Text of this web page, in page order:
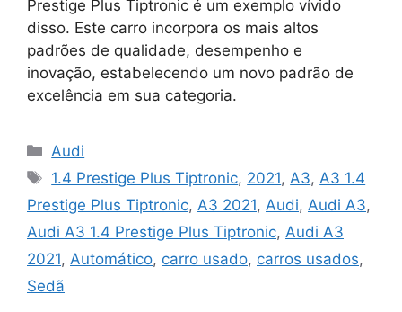
Prestige Plus Tiptronic é um exemplo vívido
disso. Este carro incorpora os mais altos
padrões de qualidade, desempenho e
inovação, estabelecendo um novo padrão de
excelência em sua categoria.
Categorias
Audi
Tags
1.4 Prestige Plus Tiptronic, 2021, A3, A3 1.4
Prestige Plus Tiptronic, A3 2021, Audi, Audi A3,
Audi A3 1.4 Prestige Plus Tiptronic, Audi A3
2021, Automático, carro usado, carros usados,
Sedã